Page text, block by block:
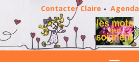
Contacter Claire - Agenda